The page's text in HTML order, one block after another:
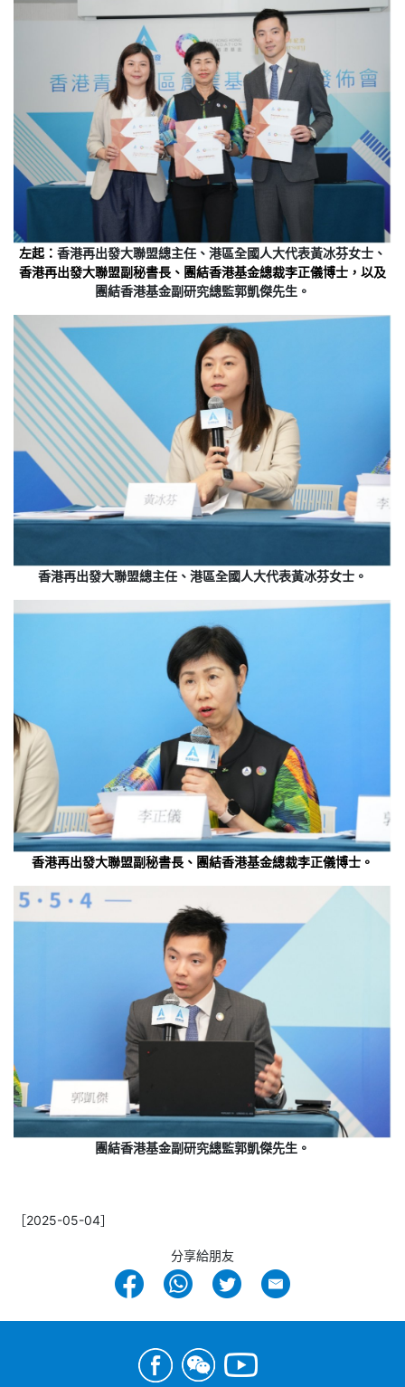
左起： 香港再出發大聯盟總主任、港區全國人大代表黃冰芬女士、
香港再出發大聯盟副秘書長、團結香港基金總裁李正儀博士，以及
團結香港基金副研究總監郭凱傑先生。
香港再出發大聯盟總主任、港區全國人大代表黃冰芬女士。
香港再出發大聯盟副秘書長、團結香港基金總裁李正儀博士。
團結香港基金副研究總監郭凱傑先生。
［2025-05-04］
分享給朋友